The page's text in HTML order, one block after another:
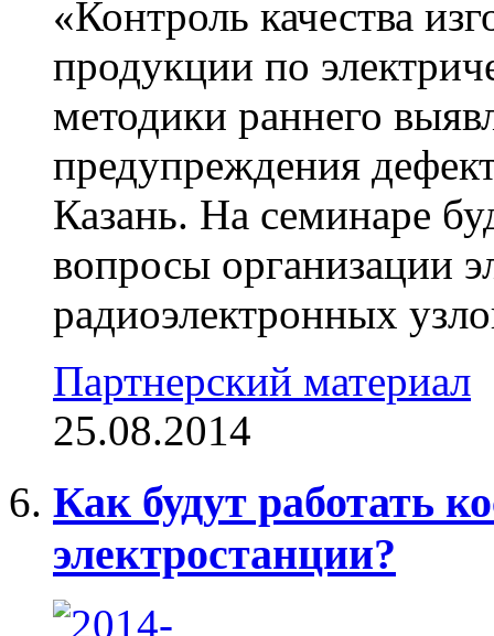
«Контроль качества
продукции по
методики раннего
предупреждения
Казань. На семинаре
вопросы организации
радиоэлектронных
Партнерский материал
25.08.2014
Как будут работать
электростанции?